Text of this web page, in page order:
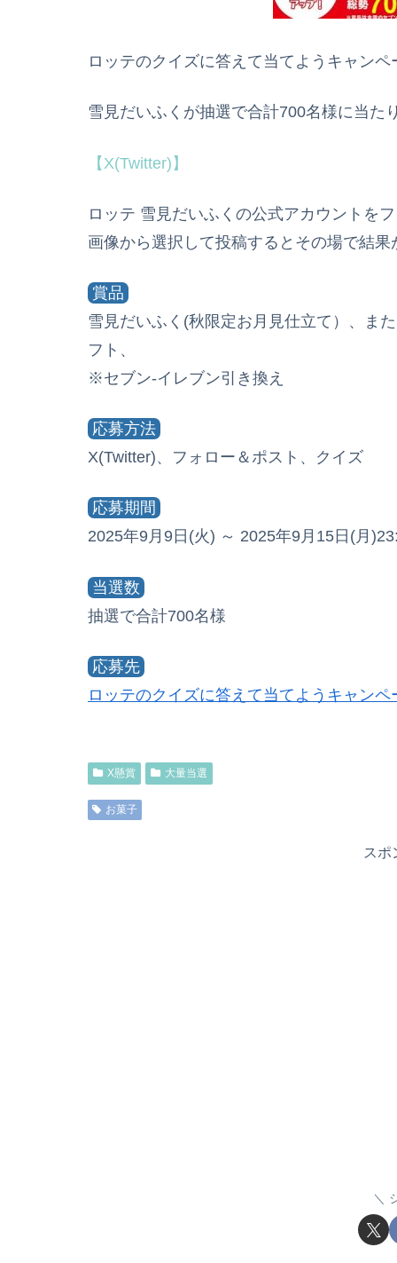
ロッテのクイズに答えて当てようキャン
雪見だいふくが抽選で合計700名様に当た
【X(Twitter)】
ロッテ 雪見だいふくの公式アカウントを
画像から選択して投稿するとその場で結果
賞品
雪見だいふく(秋限定お月見仕立て）、ま
フト、
※セブン-イレブン引き換え
応募方法
X(Twitter)、フォロー＆ポスト、クイズ
応募期間
2025年9月9日(火) ～ 2025年9月15日(月
当選数
抽選で合計700名様
応募先
ロッテのクイズに答えて当てようキャンペ
X懸賞 大量当選
お菓子
スポ